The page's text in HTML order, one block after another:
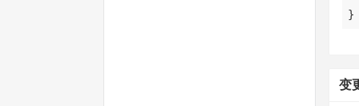
}
变